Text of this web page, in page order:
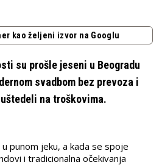
kao željeni izvor na Googlu
su prošle jeseni u Beogradu
svadbom bez prevoza i
na troškovima.
punom jeku, a kada se spoje
i tradicionalna očekivanja